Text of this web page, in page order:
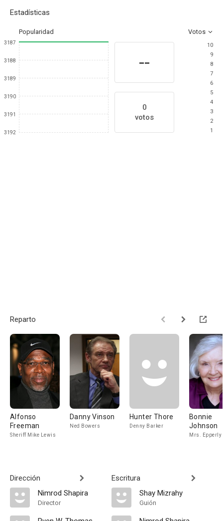
Estadísticas
Popularidad Votos
3187
3188
3189
3190
3191
3192
--
0
votos
10
9
8
7
6
5
4
3
2
1
Reparto
Alfonso
Freeman
Sheriff Mike Lewis
Danny Vinson
Ned Bowers
Hunter Thore
Denny Barker
Bonnie
Johnson
Mrs. Epperly
Dirección
Nimrod Shapira
Director
Escritura
Shay Mizrahy
Guión